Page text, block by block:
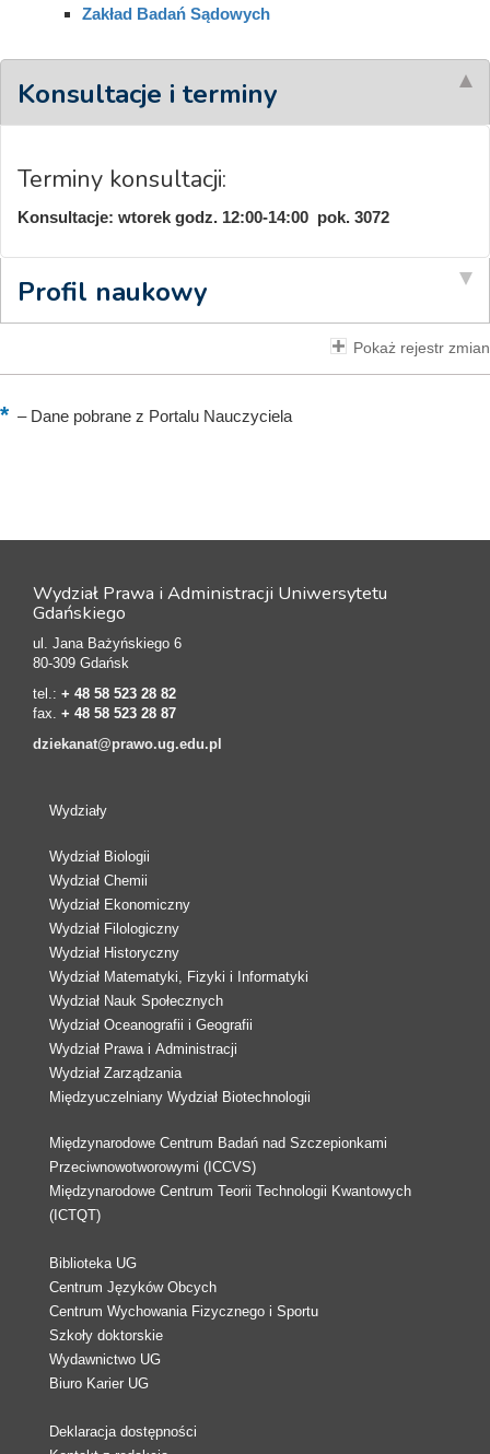
Zakład Badań Sądowych
Konsultacje i terminy
Terminy konsultacji:
Konsultacje: wtorek godz. 12:00-14:00 pok. 3072
Profil naukowy
Pokaż rejestr zmian
–Dane pobrane z Portalu Nauczyciela
Wydział Prawa i Administracji Uniwersytetu
Gdańskiego
ul. Jana Bażyńskiego 6
80-309 Gdańsk
tel.: + 48 58 523 28 82
fax. + 48 58 523 28 87
dziekanat@prawo.ug.edu.pl
Wydziały
Wydział Biologii
Wydział Chemii
Wydział Ekonomiczny
Wydział Filologiczny
Wydział Historyczny
Wydział Matematyki, Fizyki i Informatyki
Wydział Nauk Społecznych
Wydział Oceanografii i Geografii
Wydział Prawa i Administracji
Wydział Zarządzania
Międzyuczelniany Wydział Biotechnologii
Międzynarodowe Centrum Badań nad Szczepionkami
Przeciwnowotworowymi (ICCVS)
Międzynarodowe Centrum Teorii Technologii Kwantowych
(ICTQT)
Biblioteka UG
Centrum Języków Obcych
Centrum Wychowania Fizycznego i Sportu
Szkoły doktorskie
Wydawnictwo UG
Biuro Karier UG
Deklaracja dostępności